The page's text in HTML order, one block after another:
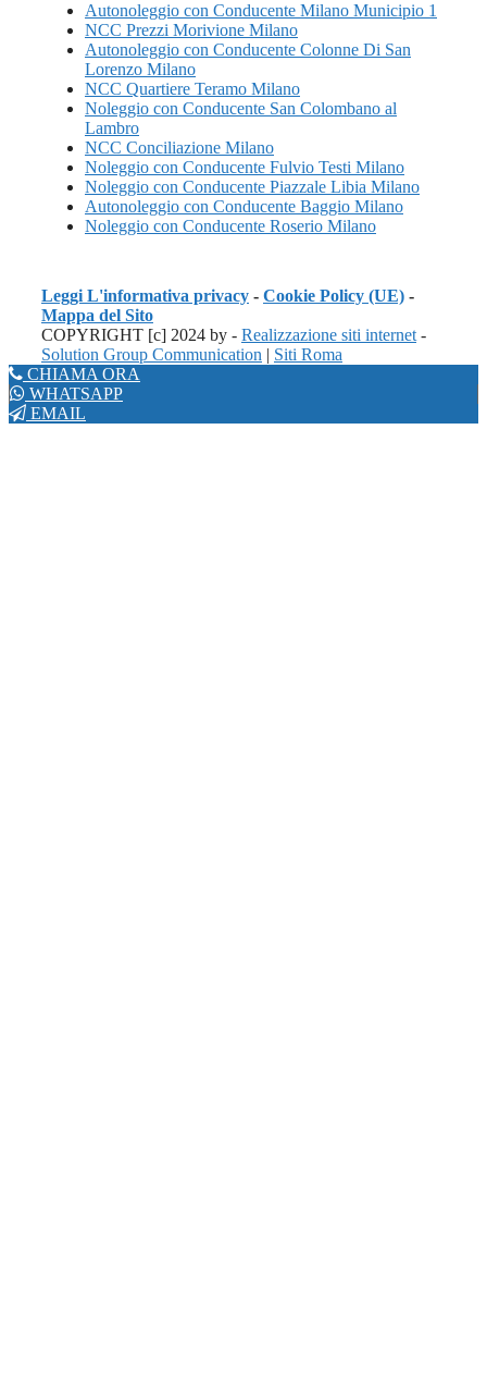
Autonoleggio con Conducente Milano Municipio 1
NCC Prezzi Morivione Milano
Autonoleggio con Conducente Colonne Di San
Lorenzo Milano
NCC Quartiere Teramo Milano
Noleggio con Conducente San Colombano al
Lambro
NCC Conciliazione Milano
Noleggio con Conducente Fulvio Testi Milano
Noleggio con Conducente Piazzale Libia Milano
Autonoleggio con Conducente Baggio Milano
Noleggio con Conducente Roserio Milano
Leggi L'informativa privacy - Cookie Policy (UE) -
Mappa del Sito
COPYRIGHT [c] 2024 by - Realizzazione siti internet -
Solution Group Communication | Siti Roma
CHIAMA ORA
WHATSAPP
EMAIL